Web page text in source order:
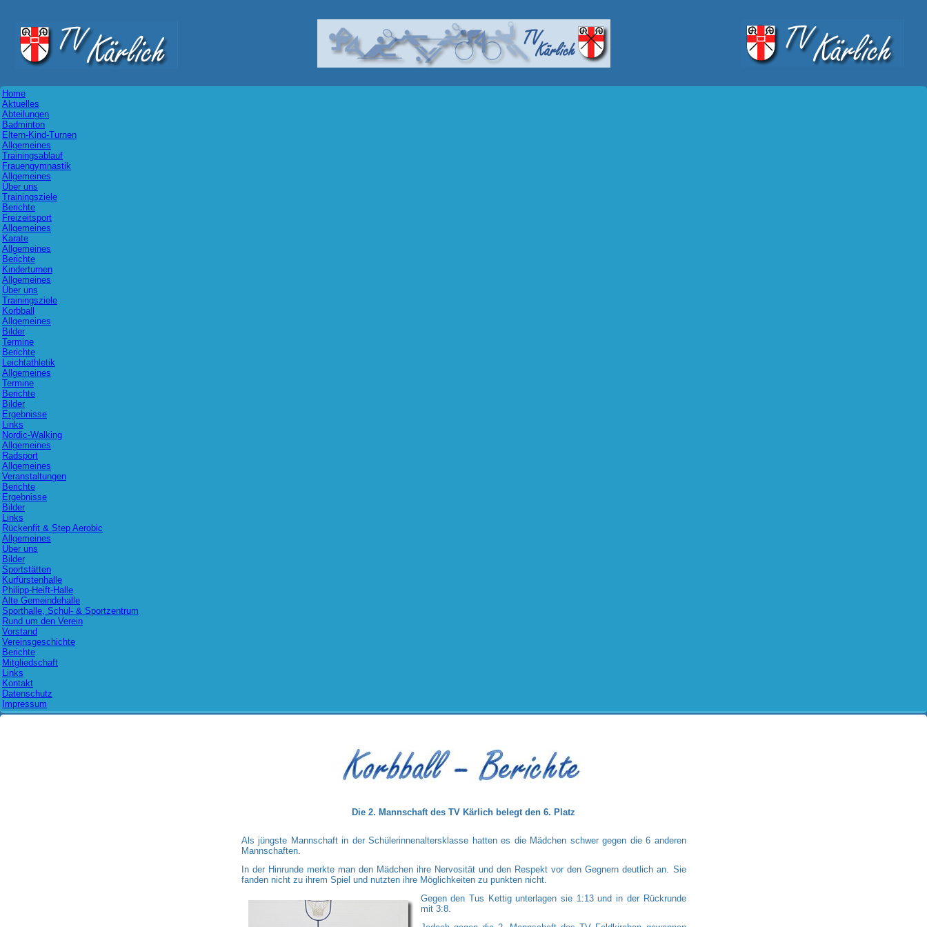
Home
Aktuelles
Abteilungen
Badminton
Eltern-Kind-Turnen
Allgemeines
Trainingsablauf
Frauengymnastik
Allgemeines
Über uns
Trainingsziele
Berichte
Freizeitsport
Allgemeines
Karate
Allgemeines
Berichte
Kinderturnen
Allgemeines
Über uns
Trainingsziele
Korbball
Allgemeines
Bilder
Termine
Berichte
Leichtathletik
Allgemeines
Termine
Berichte
Bilder
Ergebnisse
Links
Nordic-Walking
Allgemeines
Radsport
Allgemeines
Veranstaltungen
Berichte
Ergebnisse
Bilder
Links
Rückenfit & Step Aerobic
Allgemeines
Über uns
Bilder
Sportstätten
Kurfürstenhalle
Philipp-Heift-Halle
Alte Gemeindehalle
Sporthalle, Schul- & Sportzentrum
Rund um den Verein
Vorstand
Vereinsgeschichte
Berichte
Mitgliedschaft
Links
Kontakt
Datenschutz
Impressum
Die 2. Mannschaft des TV Kärlich belegt den 6. Platz
Als jüngste Mannschaft in der Schülerinnenaltersklasse hatten es die Mädchen schwer gegen die 6 anderen
Mannschaften.
In der Hinrunde merkte man den Mädchen ihre Nervosität und den Respekt vor den Gegnern deutlich an. Sie
fanden nicht zu ihrem Spiel und nutzten ihre Möglichkeiten zu punkten nicht.
Gegen den Tus Kettig unterlagen sie 1:13 und in der Rückrunde
mit 3:8.